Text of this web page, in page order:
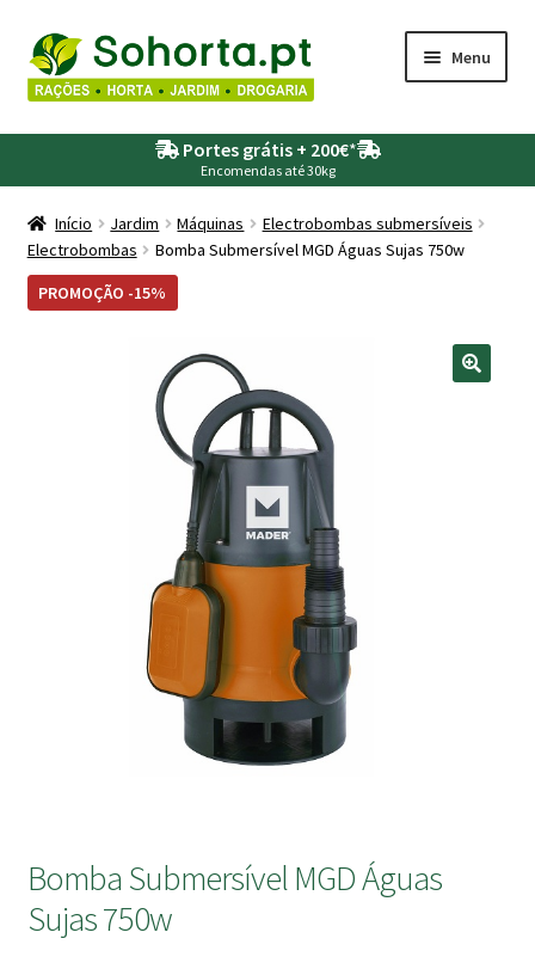
Ir
para
a
navegação
Saltar
para
o
conteúdo
Menu
Agricultura
Drogaria
Portes grátis + 200€*
Encomendas até 30kg
Início Jardim Máquinas
Electrobombas submersíveis
Electrobombas
Bomba Submersível MGD Águas Sujas 750w
PROMOÇÃO -15%
Bomba Submersível MGD Águas
Sujas 750w